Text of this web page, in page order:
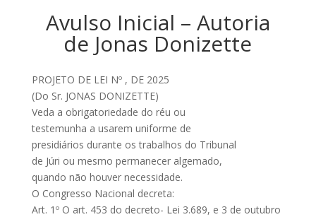
Avulso Inicial – Autoria
de Jonas Donizette
PROJETO DE LEI Nº , DE 2025
(Do Sr. JONAS DONIZETTE)
Veda a obrigatoriedade do réu ou
testemunha a usarem uniforme de
presidiários durante os trabalhos do Tribunal
de Júri ou mesmo permanecer algemado,
quando não houver necessidade.
O Congresso Nacional decreta:
Art. 1º O art. 453 do decreto- Lei 3.689, e 3 de outubro